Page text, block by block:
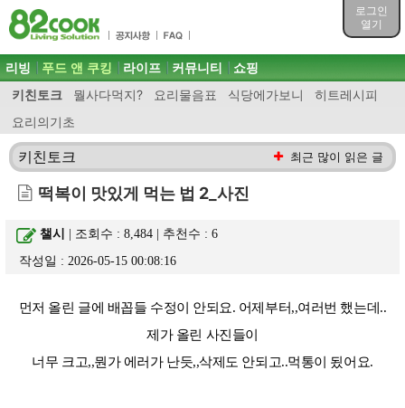
로그인
열기
목차
주메뉴 바로가기
컨텐츠 바로가기
검색 바로가기
로그인 바로가기
주메뉴
리빙 푸드 앤 쿠킹
키친토크 뭘사다먹지? 요리물음표 식당에가보니
히트레시피
요리의기초
라이프 커뮤니티 쇼핑
키친토크 최근 많이 읽은 글
떡복이 맛있게 먹는 법 2_사진
챌시 | 조회수 : 8,484 | 추천수 :6
작성일 : 2026-05-15 00:08:16
먼저 올린 글에 배꼽들 수정이 안되요. 어제부터,,여러번 했는데..
제가 올린 사진들이
너무 크고,,뭔가 에러가 난듯,,삭제도 안되고..먹통이 됬어요.